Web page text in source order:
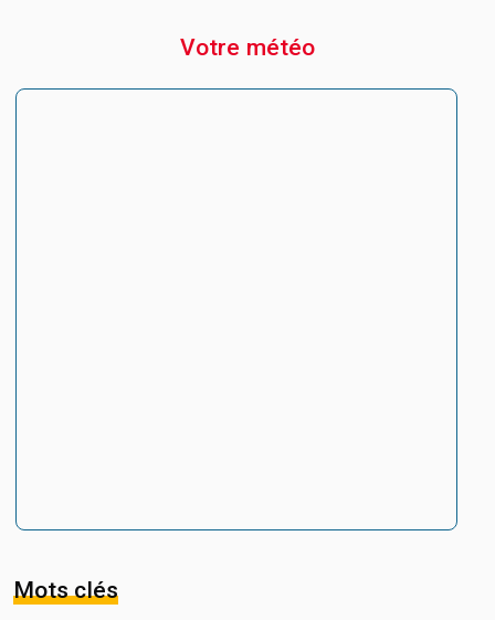
Votre météo
Mots clés